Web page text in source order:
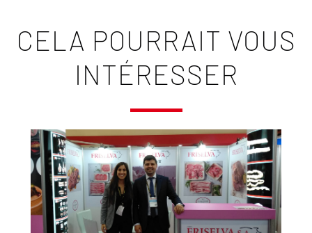
CELA POURRAIT VOUS
INTÉRESSER